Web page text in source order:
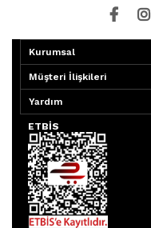
Kurumsal
Müşteri İlişkileri
Yardım
ETBİS